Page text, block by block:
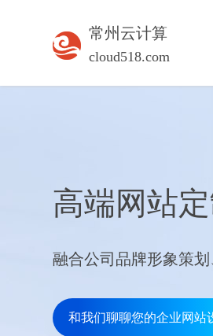
常州云计算
cloud518.com
高端网站
融合公司品牌形象策
和我们聊聊您的企业网站